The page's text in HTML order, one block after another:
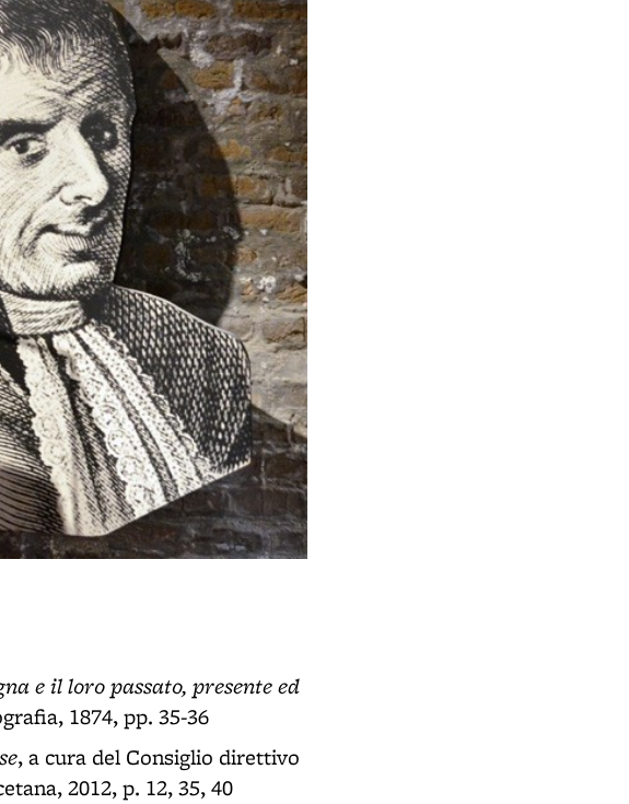
e il loro passato, presente ed
1874, pp. 35-36
, a cura del Consiglio direttivo
2012, p. 12, 35, 40